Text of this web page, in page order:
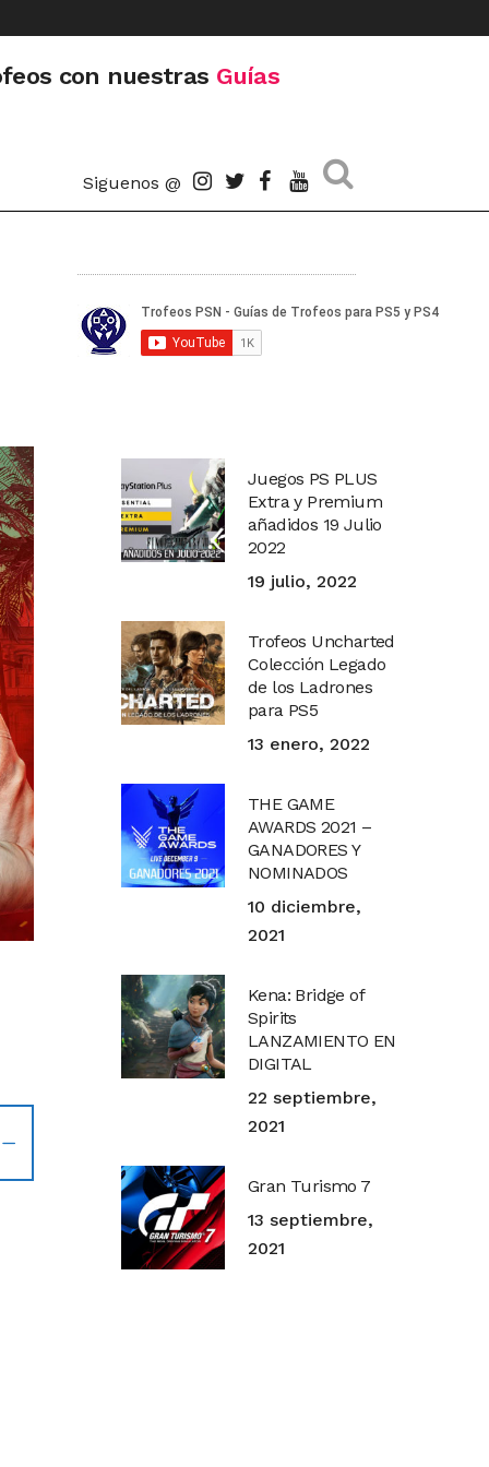
con nuestras Guías
Siguenos @
Juegos PS PLUS
Extra y Premium
añadidos 19 Julio
2022
19 julio, 2022
Trofeos Uncharted
Colección Legado
de los Ladrones
para PS5
13 enero, 2022
THE GAME
AWARDS 2021 –
GANADORES Y
NOMINADOS
10 diciembre,
2021
Kena: Bridge of
Spirits
LANZAMIENTO EN
DIGITAL
22 septiembre,
2021
Gran Turismo 7
13 septiembre,
2021